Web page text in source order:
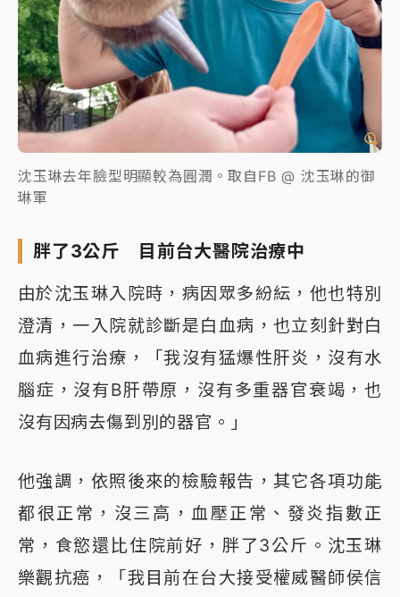
沈玉琳去年臉型明顯較為圓潤。取自FB @ 沈玉琳的御
琳軍
胖了3公斤 目前台大醫院治療中
由於沈玉琳入院時，病因眾多紛紜，他也特別
澄清，一入院就診斷是白血病，也立刻針對白
血病進行治療，「我沒有猛爆性肝炎，沒有水
腦症，沒有B肝帶原，沒有多重器官衰竭，也
沒有因病去傷到別的器官。」
他強調，依照後來的檢驗報告，其它各項功能
都很正常，沒三高，血壓正常、發炎指數正
常，食慾還比住院前好，胖了3公斤。沈玉琳
樂觀抗癌，「我目前在台大接受權威醫師侯信